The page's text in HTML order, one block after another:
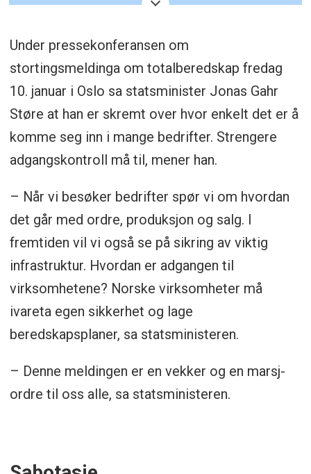
forslag til hvordan samfunnets samlede
ressurser kan og bør innrettes for å
videreutvikle samfunnssikkerhet og
beredskap, og sikre best mulig samlet
utnyttelse av beredskapsressursene. Les
Totalberedskapskommisjonens utredning
NOU 2023: 17. Nå er det alvor— Rustet for
en usikker fremtid
Under pressekonferansen om
stortingsmeldinga om totalberedskap fredag
10. januar i Oslo sa statsminister Jonas Gahr
Støre at han er skremt over hvor enkelt det er å
komme seg inn i mange bedrifter. Strengere
adgangskontroll må til, mener han.
– Når vi besøker bedrifter spør vi om hvordan
det går med ordre, produksjon og salg. I
fremtiden vil vi også se på sikring av viktig
infrastruktur. Hvordan er adgangen til
virksomhetene? Norske virksomheter må
ivareta egen sikkerhet og lage
beredskapsplaner, sa statsministeren.
– Denne meldingen er en vekker og en marsj-
ordre til oss alle, sa statsministeren.